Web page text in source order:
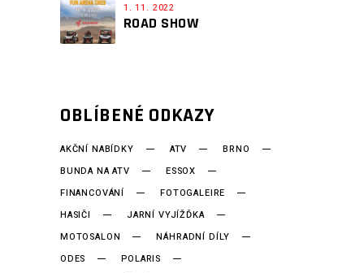
1. 11. 2022
ROAD SHOW
OBLÍBENÉ ODKAZY
AKČNÍ NABÍDKY ATV
BRNO
BUNDA NA ATV
ESSOX
FINANCOVÁNÍ
FOTOGALEIRE
HASIČI
JARNÍ VYJÍŽĎKA
MOTOSALON
NÁHRADNÍ DÍLY
ODES
POLARIS